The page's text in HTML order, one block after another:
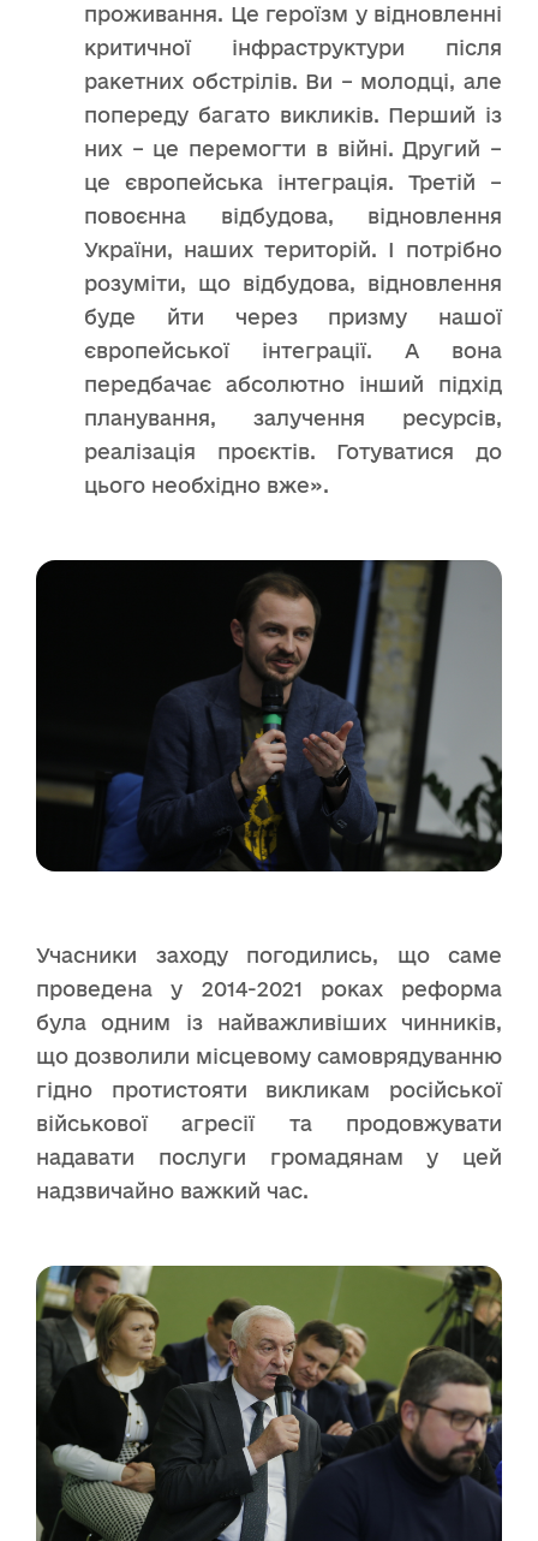
проживання. Це героїзм у відновленні
критичної інфраструктури після
ракетних обстрілів. Ви – молодці, але
попереду багато викликів. Перший із
них – це перемогти в війні. Другий –
це європейська інтеграція. Третій –
повоєнна відбудова, відновлення
України, наших територій. І потрібно
розуміти, що відбудова, відновлення
буде йти через призму нашої
європейської інтеграції. А вона
передбачає абсолютно інший підхід
планування, залучення ресурсів,
реалізація проєктів. Готуватися до
цього необхідно вже».
Учасники заходу погодились, що саме
проведена у 2014-2021 роках реформа
була одним із найважливіших чинників,
що дозволили місцевому самоврядуванню
гідно протистояти викликам російської
військової агресії та продовжувати
надавати послуги громадянам у цей
надзвичайно важкий час.